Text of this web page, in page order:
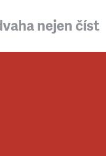
nejen číst